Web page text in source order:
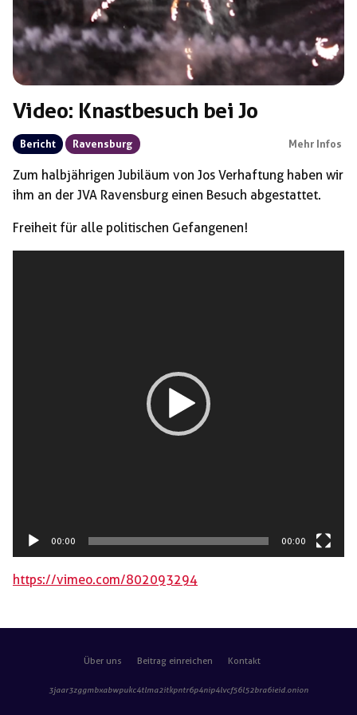
Video: Knastbesuch bei Jo
Bericht Ravensburg Mehr Infos
Zum halbjährigen Jubiläum von Jos Verhaftung haben wir
ihm an der JVA Ravensburg einen Besuch abgestattet.
Freiheit für alle politischen Gefangenen!
00:00 00:00
https://vimeo.com/802093294
Über uns Beitrag einreichen Kontakt
3jaar3zggmbxabwpukc4tlma2itkpntr6p4nip4lvcf56l52bra6ieid.onion